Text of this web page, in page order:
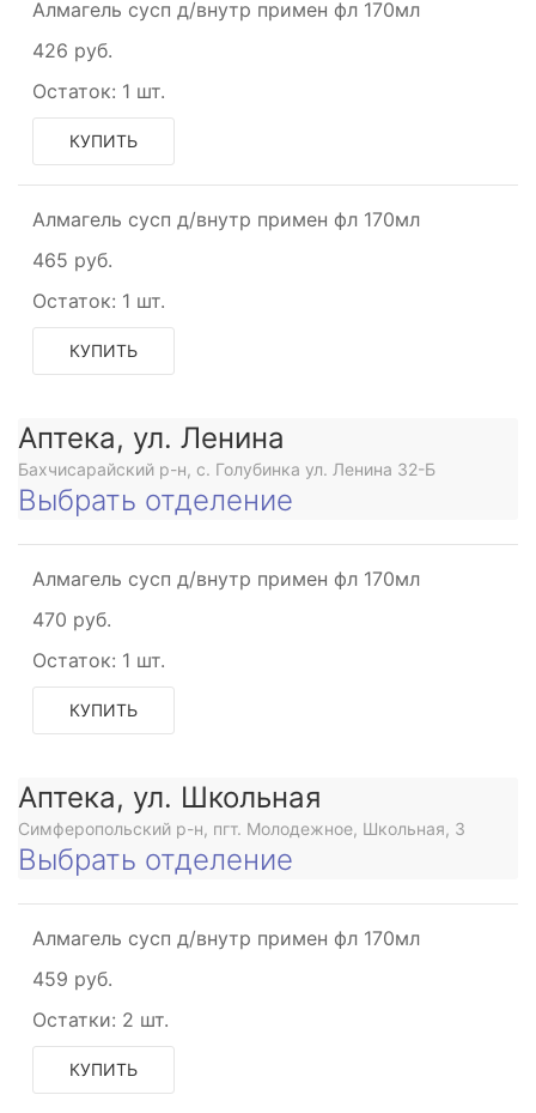
Алмагель сусп д/внутр примен фл 170мл
426 руб.
Остаток: 1 шт.
КУПИТЬ
Алмагель сусп д/внутр примен фл 170мл
465 руб.
Остаток: 1 шт.
КУПИТЬ
Аптека, ул. Ленина
Бахчисарайский р-н, с. Голубинка ул. Ленина 32-Б
Выбрать отделение
Алмагель сусп д/внутр примен фл 170мл
470 руб.
Остаток: 1 шт.
КУПИТЬ
Аптека, ул. Школьная
Симферопольский р-н, пгт. Молодежное, Школьная, 3
Выбрать отделение
Алмагель сусп д/внутр примен фл 170мл
459 руб.
Остатки: 2 шт.
КУПИТЬ